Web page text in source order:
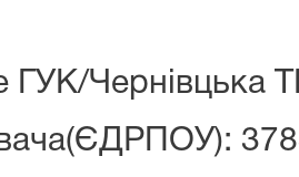
ГУК/Чернівцька